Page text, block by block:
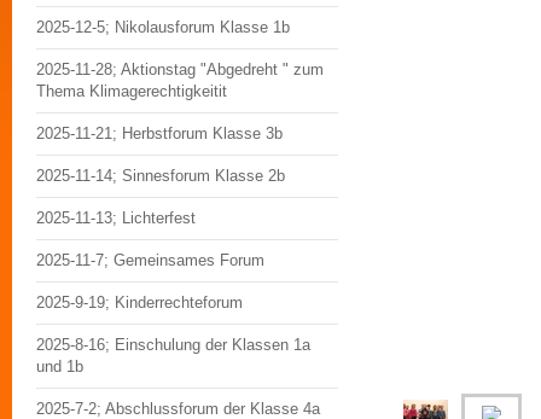
2025-12-5; Nikolausforum Klasse 1b
2025-11-28; Aktionstag "Abgedreht " zum
Thema Klimagerechtigkeitit
2025-11-21; Herbstforum Klasse 3b
2025-11-14; Sinnesforum Klasse 2b
2025-11-13; Lichterfest
2025-11-7; Gemeinsames Forum
2025-9-19; Kinderrechteforum
2025-8-16; Einschulung der Klassen 1a
und 1b
2025-7-2; Abschlussforum der Klasse 4a